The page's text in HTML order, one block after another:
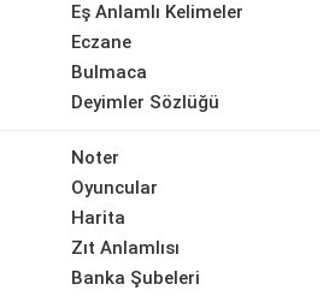
Eş Anlamlı Kelimeler
Eczane
Bulmaca
Deyimler Sözlüğü
Noter
Oyuncular
Harita
Zıt Anlamlısı
Banka Şubeleri